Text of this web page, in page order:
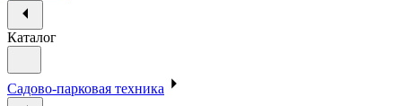
Каталог
Садово-парковая техника